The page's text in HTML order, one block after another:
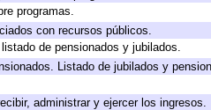
programas.
con recursos públicos.
de pensionados y jubilados.
Listado de jubilados y
administrar y ejercer los ingresos.